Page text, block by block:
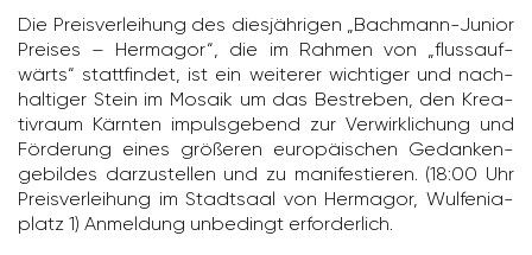
Die Preis­ver­lei­hung des dies­jäh­rigen „Bach­mann-Junior
Preises – Hermagor“, die im Rahmen von „fluss­auf­
wärts“ statt­findet, ist ein weiterer wich­tiger und nach­
hal­tiger Stein im Mosaik um das Bestreben, den Krea­
tiv­raum Kärnten impuls­ge­bend zur Verwirk­li­chung und
Förde­rung eines größeren euro­päi­schen Gedan­ken­
ge­bildes darzu­stellen und zu mani­fes­tieren. (18:00 Uhr
Preis­ver­lei­hung im Stadt­saal von Hermagor, Wulfe­nia­
platz 1) Anmel­dung unbe­dingt erfor­der­lich.